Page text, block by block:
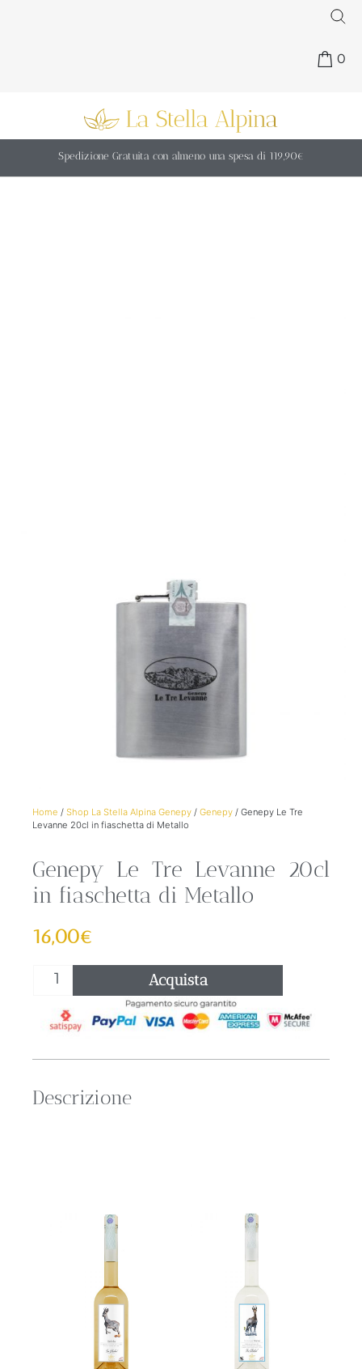
0
Spedizione Gratuita con almeno una spesa di 119,90€
Home / Shop La Stella Alpina Genepy / Genepy / Genepy Le Tre
Levanne 20cl in fiaschetta di Metallo
Genepy Le Tre Levanne 20cl
in fiaschetta di Metallo
16,00€
Acquista
Descrizione